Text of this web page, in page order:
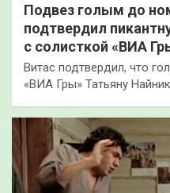
Подвез голым до
подтвердил
с солисткой «ВИА
Витас подтвердил, что
«ВИА Гры» Татьяну